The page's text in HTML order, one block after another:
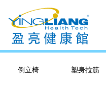
倒立椅
塑身拉筋